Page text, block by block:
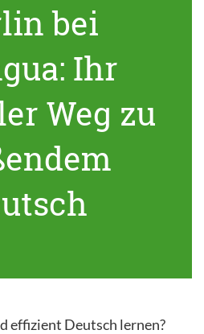
bei
Ihr
Weg zu
effizient Deutsch lernen?